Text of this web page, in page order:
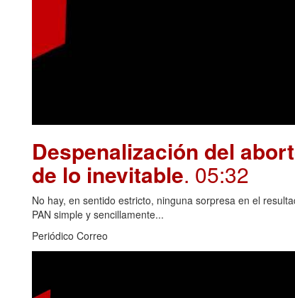
Despenalización del
de lo inevitable. 05:32
No hay, en sentido estricto, ninguna sorpresa en el
PAN simple y sencillamente...
Periódico Correo